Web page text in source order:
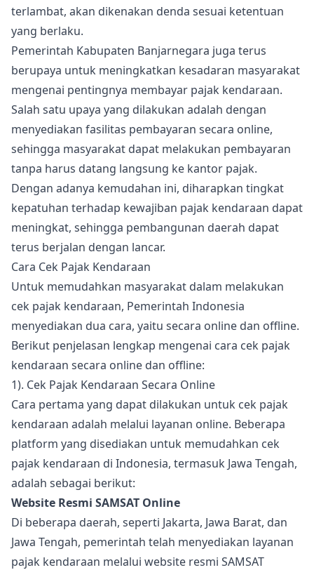
terlambat, akan dikenakan denda sesuai ketentuan
yang berlaku.
Pemerintah Kabupaten Banjarnegara juga terus
berupaya untuk meningkatkan kesadaran masyarakat
mengenai pentingnya membayar pajak kendaraan.
Salah satu upaya yang dilakukan adalah dengan
menyediakan fasilitas pembayaran secara online,
sehingga masyarakat dapat melakukan pembayaran
tanpa harus datang langsung ke kantor pajak.
Dengan adanya kemudahan ini, diharapkan tingkat
kepatuhan terhadap kewajiban pajak kendaraan dapat
meningkat, sehingga pembangunan daerah dapat
terus berjalan dengan lancar.
Cara Cek Pajak Kendaraan
Untuk memudahkan masyarakat dalam melakukan
cek pajak kendaraan, Pemerintah Indonesia
menyediakan dua cara, yaitu secara online dan offline.
Berikut penjelasan lengkap mengenai cara cek pajak
kendaraan secara online dan offline:
1). Cek Pajak Kendaraan Secara Online
Cara pertama yang dapat dilakukan untuk cek pajak
kendaraan adalah melalui layanan online. Beberapa
platform yang disediakan untuk memudahkan cek
pajak kendaraan di Indonesia, termasuk Jawa Tengah,
adalah sebagai berikut:
Website Resmi SAMSAT Online
Di beberapa daerah, seperti Jakarta, Jawa Barat, dan
Jawa Tengah, pemerintah telah menyediakan layanan
pajak kendaraan melalui website resmi SAMSAT